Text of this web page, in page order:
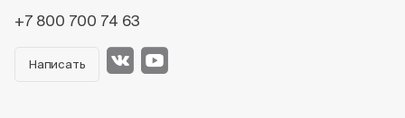
+7 800 700 74 63
Написать